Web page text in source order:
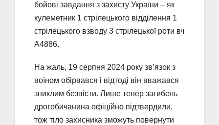
бойові завдання з захисту України – як
кулеметник 1 стрілецького відділення 1
стрілецького взводу 3 стрілецької роти вч
А4886.
На жаль, 19 серпня 2024 року зв’язок з
воїном обірвався і відтоді він вважався
зниклим безвісти. Лише тепер загибель
дрогобичанина офіційно підтвердили,
тож тіло захисника зможуть повернути